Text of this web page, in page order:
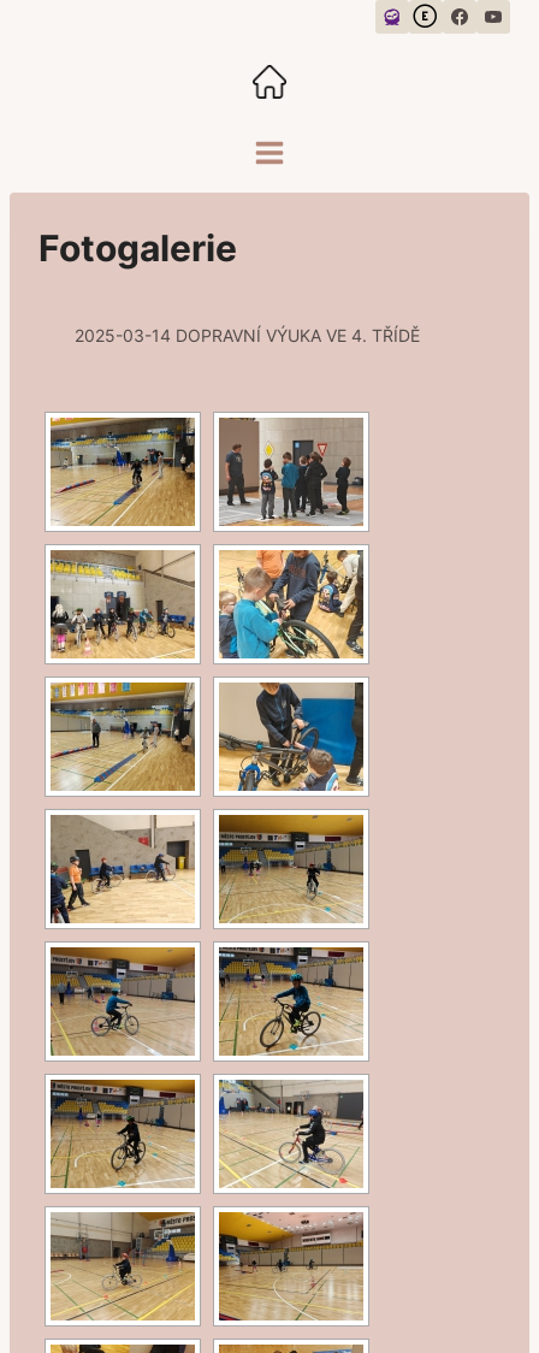
Fotogalerie
2025-03-14 DOPRAVNÍ VÝUKA VE 4. TŘÍDĚ